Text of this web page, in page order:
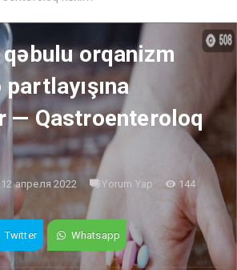
orqanizm
— Qastroenteroloq
12 апреля 2022 Yorum Yap
144
Twitter Whatsapp